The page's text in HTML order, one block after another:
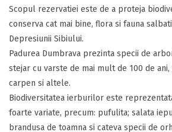
Scopul rezervatiei este de a proteja
conserva cat mai bine, flora si fauna
Depresiunii Sibiului.
Padurea Dumbrava prezinta specii de
stejar cu varste de mai mult de 100 de
carpen si altele.
Biodiversitatea ierburilor este
foarte variate, precum: pufulita; salata
brandusa de toamna si cateva specii de